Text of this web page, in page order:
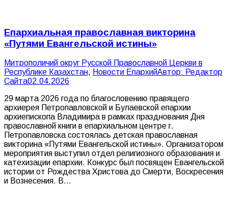
Епархиальная православная викторина
«Путями Евангельской истины»
Митрополичий округ Русской Православной Церкви в
Республике Казахстан, Новости ЕпархийАвтор: Редактор
Сайта02.04.2026
29 марта 2026 года по благословению правящего
архиерея Петропавловской и Булаевской епархии
архиепископа Владимира в рамках празднования Дня
православной книги в епархиальном центре г.
Петропавловска состоялась детская православная
викторина «Путями Евангельской истины». Организатором
мероприятия выступил отдел религиозного образования и
катехизации епархии. Конкурс был посвящен Евангельской
истории от Рождества Христова до Смерти, Воскресения
и Вознесения. В…